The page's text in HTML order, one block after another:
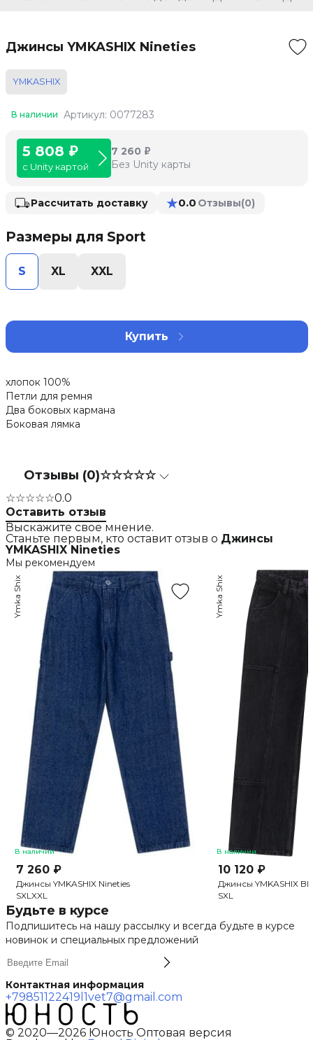
Джинсы YMKASHIX Nineties
YMKASHIX
В наличии Артикул: 0077283
5 808 ₽
с Unity картой
7 260 ₽
Без Unity карты
Рассчитать доставку ★0.0 Отзывы(0)
Размеры для Sport
S XL XXL
Купить
хлопок 100%
Петли для ремня
Два боковых кармана
Боковая лямка
Отзывы (0)☆☆☆☆☆
☆☆☆☆☆0.0
Оставить отзыв
Выскажите свое мнение.
Станьте первым, кто оставит отзыв о Джинсы
YMKASHIX Nineties
Мы рекомендуем
В наличии
Ymka Shix
7 260 ₽
Джинсы YMKASHIX Nineties
SXLXXL
В наличии
Ymka Shix
10 120 ₽
Джинсы YMKASHIX
SXL
Будьте в курсе
Подпишитесь на нашу рассылку и всегда будьте в курсе
новинок и специальных предложений
Контактная информация
+79851122419 l1vet7@gmail.com
© 2020—2026 Юность Оптовая версия